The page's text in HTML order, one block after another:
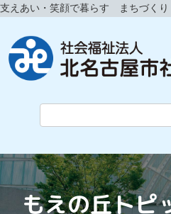
コ
ン
ン
ツ
ナ
ビ
ー
シ
支えあい・笑顔で暮らす まちづくり
もえの丘トピ